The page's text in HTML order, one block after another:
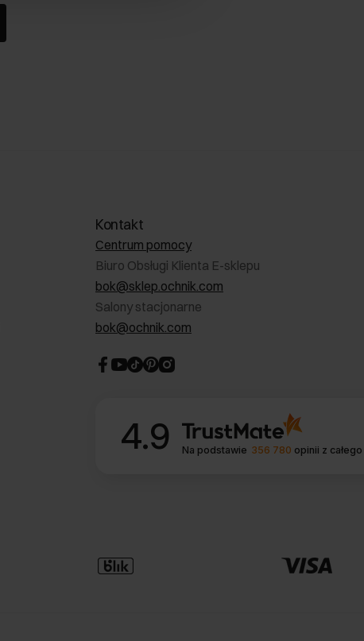
Kontakt
Centrum pomocy
Biuro Obsługi Klienta E-sklepu
bok@sklep.ochnik.com
Salony stacjonarne
bok@ochnik.com
4.9 Na podstawie 356 780 opinii z